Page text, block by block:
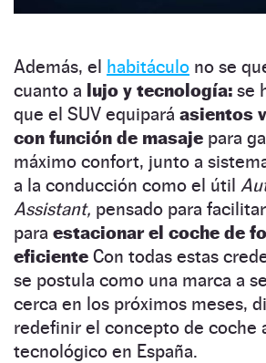
Además, el habitáculo no se
cuanto a lujo y tecnología: se
que el SUV equipará asientos
con función de masaje para
máximo confort, junto a
a la conducción como el útil
Assistant, pensado para
para estacionar el coche de
eficiente Con todas estas
se postula como una marca a
cerca en los próximos meses,
redefinir el concepto de coche
tecnológico en España.